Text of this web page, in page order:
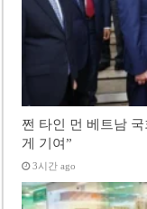
쩐 타인 먼 베트남
게 기여”
3시간 ago